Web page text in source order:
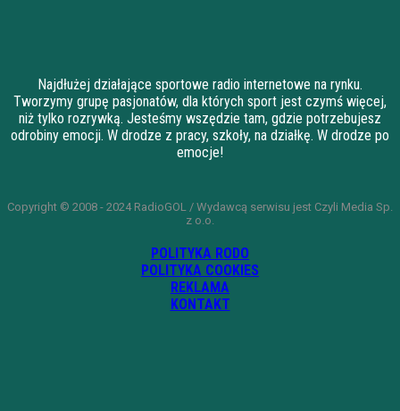
Najdłużej działające sportowe radio internetowe na rynku.
Tworzymy grupę pasjonatów, dla których sport jest czymś więcej,
niż tylko rozrywką. Jesteśmy wszędzie tam, gdzie potrzebujesz
odrobiny emocji. W drodze z pracy, szkoły, na działkę. W drodze po
emocje!
Copyright © 2008 - 2024 RadioGOL / Wydawcą serwisu jest Czyli Media Sp.
z o.o.
POLITYKA RODO
POLITYKA COOKIES
REKLAMA
KONTAKT